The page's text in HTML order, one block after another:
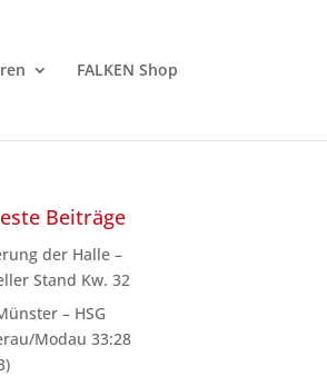
FALKEN Shop
Beiträge
der Halle –
Stand Kw. 32
– HSG
Modau 33:28